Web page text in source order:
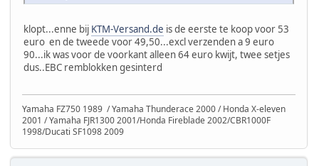
klopt...enne bij KTM-Versand.de is de eerste te koop voor 53
euro en de tweede voor 49,50...excl verzenden a 9 euro
90...ik was voor de voorkant alleen 64 euro kwijt, twee setjes
dus..EBC remblokken gesinterd
Yamaha FZ750 1989 / Yamaha Thunderace 2000 / Honda X-eleven
2001 / Yamaha FJR1300 2001/Honda Fireblade 2002/CBR1000F
1998/Ducati SF1098 2009